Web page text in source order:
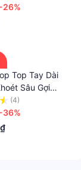
-26%
Top Tay Dài
Sâu Gợi
Cho Nữ Y2K
(4)
-36%
₫